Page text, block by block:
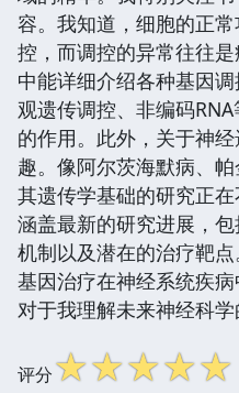
容。我知道，细胞的正
控，而调控的异常往往
中能详细介绍各种基因
观遗传调控、非编码
的作用。此外，关于神
趣。像阿尔茨海默病、
其遗传学基础的研究正
涵盖最新的研究进展，
机制以及潜在的治疗靶
基因治疗在神经系统疾
对于我理解未来神经科学
评分☆☆☆☆☆